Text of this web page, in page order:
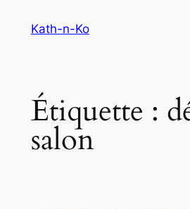
Kath-n-Ko
Étiquette :
salon